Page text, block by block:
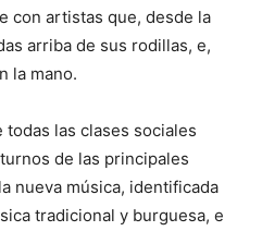
con artistas que, desde la
arriba de sus rodillas, e,
la mano.
todas las clases sociales
de las principales
nueva música, identificada
tradicional y burguesa, e